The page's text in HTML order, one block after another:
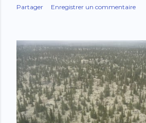
Partager Enregistrer un commentaire